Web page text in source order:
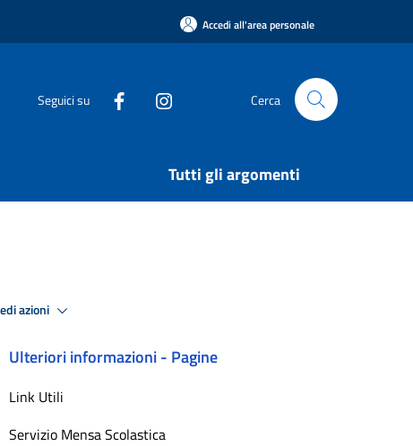
Accedi all'area personale
Seguici su Cerca
Tutti gli argomenti
azioni
Ulteriori informazioni - Pagine
Link Utili
Servizio Mensa Scolastica